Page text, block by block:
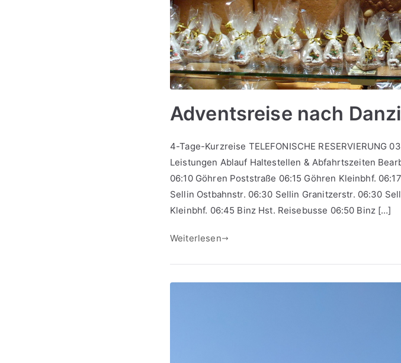
Adventsreise nach
4-Tage-Kurzreise TELEFONISCHE RESERVIERUNG
Leistungen Ablauf Haltestellen & Abfahrtszeiten
06:10 Göhren Poststraße 06:15 Göhren Kleinbhf.
Sellin Ostbahnstr. 06:30 Sellin Granitzerstr. 06:30
Kleinbhf. 06:45 Binz Hst. Reisebusse 06:50 Binz […]
Weiterlesen